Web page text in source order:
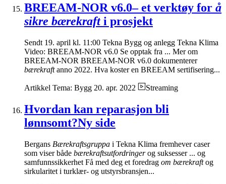
BREEAM-NOR v6.0– et verktøy for å
sikre bærekrafti prosjekt
Sendt 19. april kl. 11:00 Tekna Bygg og anlegg Tekna Klima
Video: BREEAM-NOR v6.0 Se opptak fra ... Mer om
BREEAM-NOR BREEAM-NOR v6.0 dokumenterer
bærekraftanno 2022. Hva koster en BREEAM sertifisering...
Artikkel Tema: Bygg 20. apr. 2022 Streaming
Hvordan kan reparasjon bli
lønnsomt?Ny side
Bergans Bærekraftsgruppa i Tekna Klima fremhever caser
som viser både bærekraftsutfordringerog suksesser ... og
samfunnssikkerhet Få med deg et foredrag om bærekraftog
sirkularitet i turklær- og utstyrsbransjen...